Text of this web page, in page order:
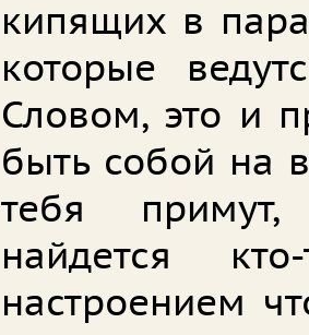
кипящих в
которые
Словом, это и
быть собой на
тебя
найдется
настроением